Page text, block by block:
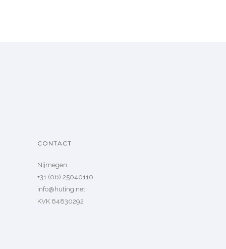
CONTACT
Nijmegen
+31 (06) 25040110
info@huting.net
KVK 64830292